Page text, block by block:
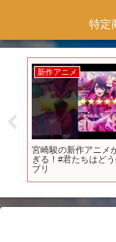
新作アニメ
宮崎駿の新作アニメ
ぎる！#君たちはど
ブリ